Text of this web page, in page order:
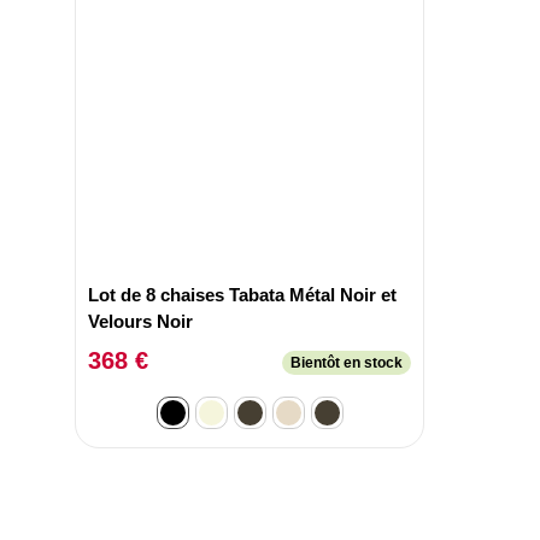
Lot de 8 chaises Tabata Métal Noir et
Velours Noir
368 € Bientôt en stock